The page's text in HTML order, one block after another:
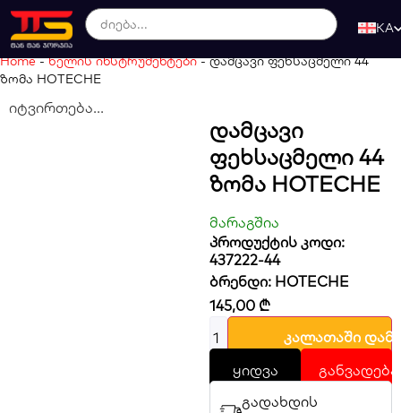
KA
Home-ხელის ინსტრუმენტები-დამცავი ფეხსაცმელი 44
ზომა HOTECHE
იტვირთება...
Დამცავი
Ფეხსაცმელი 44
Ზომა HOTECHE
მარაგშია
პროდუქტის კოდი:
437222-44
ბრენდი: HOTECHE
145,00 ₾
კალათაში
ყიდვა
განვადება
გადახდის